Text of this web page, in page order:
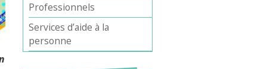
Professionnels
Services d’aide à la
personne